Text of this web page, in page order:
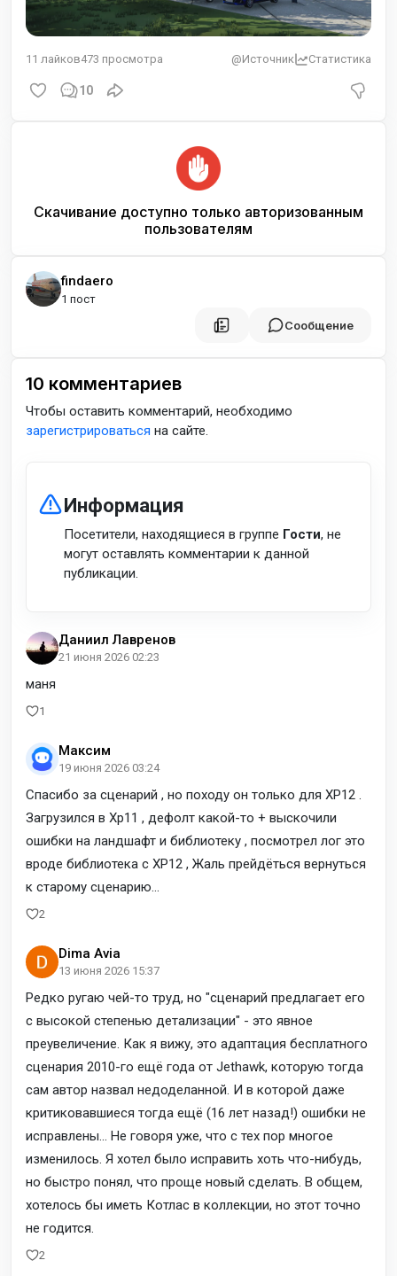
11 лайков473 просмотра @Источник Статистика
10
Скачивание доступно только авторизованным
пользователям
findaero
1 пост
Сообщение
10 комментариев
Чтобы оставить комментарий, необходимо
зарегистрироваться на сайте.
Информация
Посетители, находящиеся в группе Гости, не
могут оставлять комментарии к данной
публикации.
Даниил Лавренов
21 июня 2026 02:23
маня
1
Максим
19 июня 2026 03:24
Спасибо за сценарий , но походу он только для XP12 .
Загрузился в Xp11 , дефолт какой-то + выскочили
ошибки на ландшафт и библиотеку , посмотрел лог это
вроде библиотека с XP12 , Жаль прейдёться вернуться
к старому сценарию...
2
Dima Avia
13 июня 2026 15:37
Редко ругаю чей-то труд, но "сценарий предлагает его
с высокой степенью детализации" - это явное
преувеличение. Как я вижу, это адаптация бесплатного
сценария 2010-го ещё года от Jethawk, которую тогда
сам автор назвал недоделанной. И в которой даже
критиковавшиеся тогда ещё (16 лет назад!) ошибки не
исправлены... Не говоря уже, что с тех пор многое
изменилось. Я хотел было исправить хоть что-нибудь,
но быстро понял, что проще новый сделать. В общем,
хотелось бы иметь Котлас в коллекции, но этот точно
не годится.
2